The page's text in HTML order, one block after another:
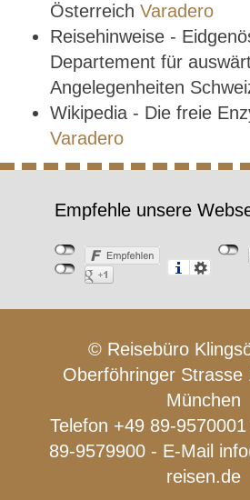
Österreich Varadero
Reisehinweise -
Departement für
Angelegenheiten
Wikipedia - Die freie
Varadero
Empfehle unsere
© Reisebüro
Oberföhringer Strasse
München
Telefon +49 89-
89-9579900 - E-Mail
reisen.de